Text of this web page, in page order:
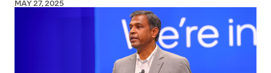
MAY 27, 2025